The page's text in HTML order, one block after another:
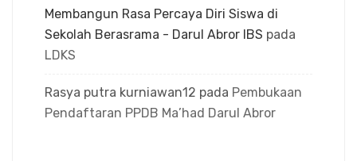
Membangun Rasa Percaya Diri Siswa di
Sekolah Berasrama - Darul Abror IBS pada
LDKS
Rasya putra kurniawan12 pada Pembukaan
Pendaftaran PPDB Ma’had Darul Abror